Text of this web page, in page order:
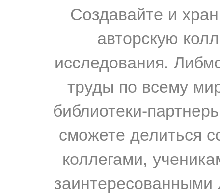
Создавайте и
авторскую
исследования.
труды по всему
библиотеки-
сможете делиться
коллегами,